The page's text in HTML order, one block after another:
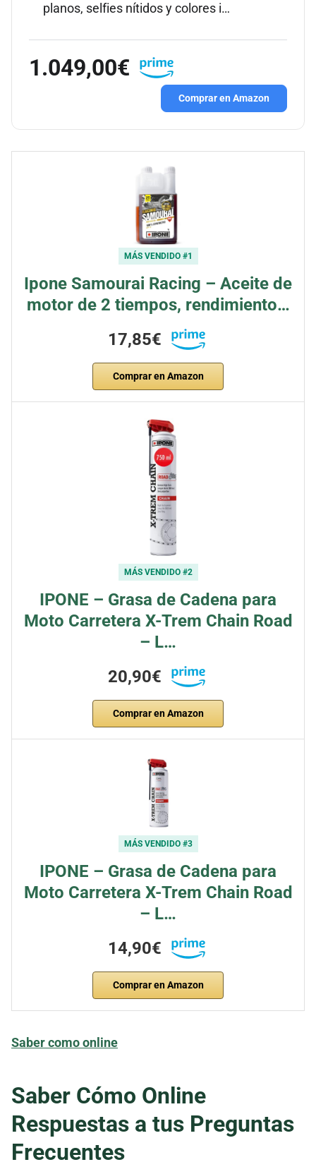
planos, selfies nítidos y colores i…
1.049,00€
Comprar en Amazon
MÁS VENDIDO #1
Ipone Samourai Racing – Aceite de
motor de 2 tiempos, rendimiento…
17,85€
Comprar en Amazon
MÁS VENDIDO #2
IPONE – Grasa de Cadena para
Moto Carretera X-Trem Chain Road
– L…
20,90€
Comprar en Amazon
MÁS VENDIDO #3
IPONE – Grasa de Cadena para
Moto Carretera X-Trem Chain Road
– L…
14,90€
Comprar en Amazon
Saber como online
Saber Cómo Online
Respuestas a tus Preguntas
Frecuentes